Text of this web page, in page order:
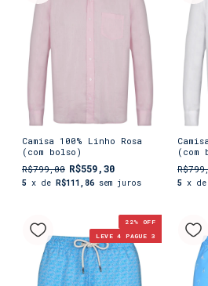
Camisa 100% Linho Rosa
(com bolso)
R$799,00 R$559,30
5 x de R$111,86 sem juros
(com
5 x de
22% OFF
LEVE 4 PAGUE 3